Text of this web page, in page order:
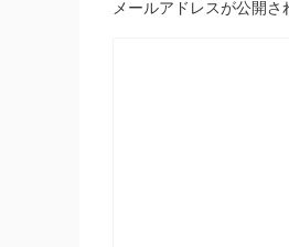
メールアドレスが公開さ